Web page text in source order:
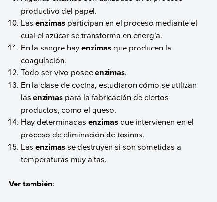
productivo del papel.
Lasenzimas participan en el proceso mediante el
cual el azúcar se transforma en energía.
En la sangre hayenzimasque producen la
coagulación.
Todo ser vivo poseeenzimas.
En la clase de cocina, estudiaron cómo se utilizan
lasenzimas para la fabricación de ciertos
productos, como el queso.
Hay determinadasenzimasque intervienen en el
proceso de eliminación de toxinas.
Lasenzimasse destruyen si son sometidas a
temperaturas muy altas.
Ver también: